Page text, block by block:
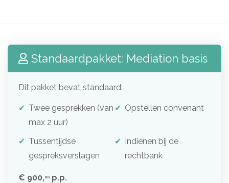
Standaardpakket: Mediation basis
Dit pakket bevat standaard:
Twee gesprekken (van
max 2 uur)
Opstellen convenant
Tussentijdse
gespreksverslagen
Indienen bij de
rechtbank
€ 900,00 p.p.